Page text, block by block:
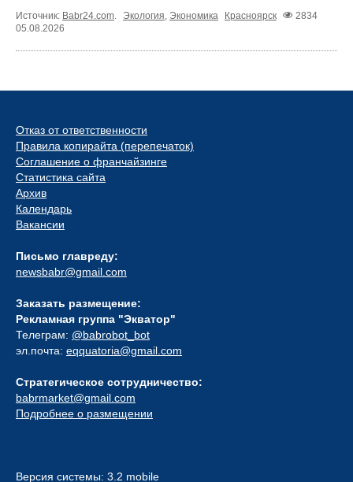
Источник: Babr24.com. Экология, Экономика Красноярск
2834
05.08.2026
Отказ от ответственности
Правила копирайта (перепечаток)
Соглашение о франчайзинге
Статистика сайта
Архив
Календарь
Вакансии
Письмо главреду:
newsbabr@gmail.com
Заказать размещение:
Рекламная группа "Экватор"
Телеграм: @babrobot_bot
эл.почта: eqquatoria@gmail.com
Стратегическое сотрудничество:
babrmarket@gmail.com
Подробнее о размещении
Версия системы: 3.2 mobile